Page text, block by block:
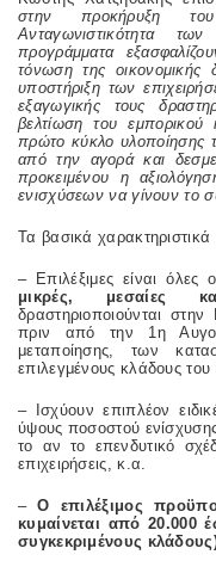
στην προκήρυξη
Ανταγωνιστικότητα
προγράμματα
τόνωση της οικονομικής
υποστήριξη των
εξαγωγικής τους
βελτίωση του
πρώτο κύκλο υλοποίησης
από την αγορά και
προκειμένου η
ενισχύσεων να γίνουν το
Τα βασικά
– Επιλέξιμες είναι όλες
μικρές, μεσαίες
δραστηριοποιούνται
πριν από την 1η
μεταποίησης, των
επιλεγμένους κλάδους του
– Ισχύουν επιπλέον
ύψους ποσοστού
το αν το επενδυτικό
επιχειρήσεις, κ.α.
–Ο επιλέξιμος
κυμαίνεται από 20.000
συγκεκριμένους